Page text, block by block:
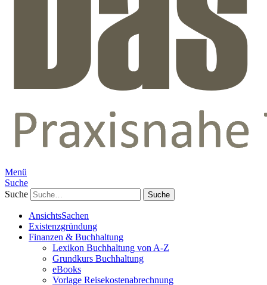
Menü
Suche
Suche
AnsichtsSachen
Existenzgründung
Finanzen & Buchhaltung
Lexikon Buchhaltung von A-Z
Grundkurs Buchhaltung
eBooks
Vorlage Reisekostenabrechnung